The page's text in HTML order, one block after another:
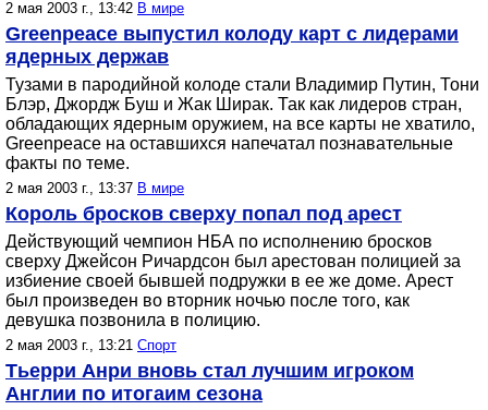
2 мая 2003 г., 13:42 В мире
Greenpeace выпустил колоду карт с лидерами
ядерных держав
Тузами в пародийной колоде стали Владимир Путин, Тони
Блэр, Джордж Буш и Жак Ширак. Так как лидеров стран,
обладающих ядерным оружием, на все карты не хватило,
Greenpeace на оставшихся напечатал познавательные
факты по теме.
2 мая 2003 г., 13:37 В мире
Король бросков сверху попал под арест
Действующий чемпион НБА по исполнению бросков
сверху Джейсон Ричардсон был арестован полицией за
избиение своей бывшей подружки в ее же доме. Арест
был произведен во вторник ночью после того, как
девушка позвонила в полицию.
2 мая 2003 г., 13:21 Спорт
Тьерри Анри вновь стал лучшим игроком
Англии по итогаим сезона